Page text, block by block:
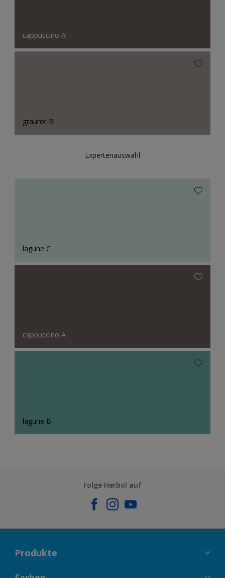
cappuccino A
graurot B
Expertenauswahl
lagune C
cappuccino A
lagune B
Folge Herbol auf
Produkte
FASSADENFARBEN